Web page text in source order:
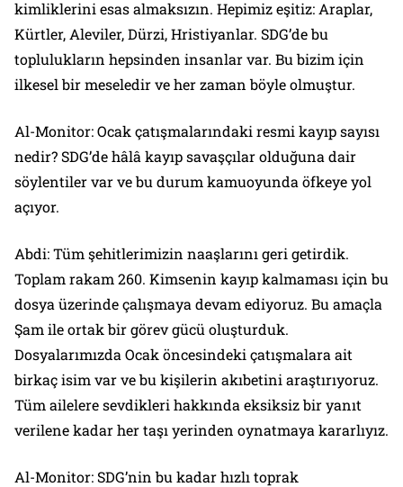
kimliklerini esas almaksızın. Hepimiz eşitiz: Araplar,
Kürtler, Aleviler, Dürzi, Hristiyanlar. SDG’de bu
toplulukların hepsinden insanlar var. Bu bizim için
ilkesel bir meseledir ve her zaman böyle olmuştur.
Al-Monitor: Ocak çatışmalarındaki resmi kayıp sayısı
nedir? SDG’de hâlâ kayıp savaşçılar olduğuna dair
söylentiler var ve bu durum kamuoyunda öfkeye yol
açıyor.
Abdi: Tüm şehitlerimizin naaşlarını geri getirdik.
Toplam rakam 260. Kimsenin kayıp kalmaması için bu
dosya üzerinde çalışmaya devam ediyoruz. Bu amaçla
Şam ile ortak bir görev gücü oluşturduk.
Dosyalarımızda Ocak öncesindeki çatışmalara ait
birkaç isim var ve bu kişilerin akıbetini araştırıyoruz.
Tüm ailelere sevdikleri hakkında eksiksiz bir yanıt
verilene kadar her taşı yerinden oynatmaya kararlıyız.
Al-Monitor: SDG’nin bu kadar hızlı toprak